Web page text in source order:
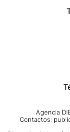
Agencia
Contactos: